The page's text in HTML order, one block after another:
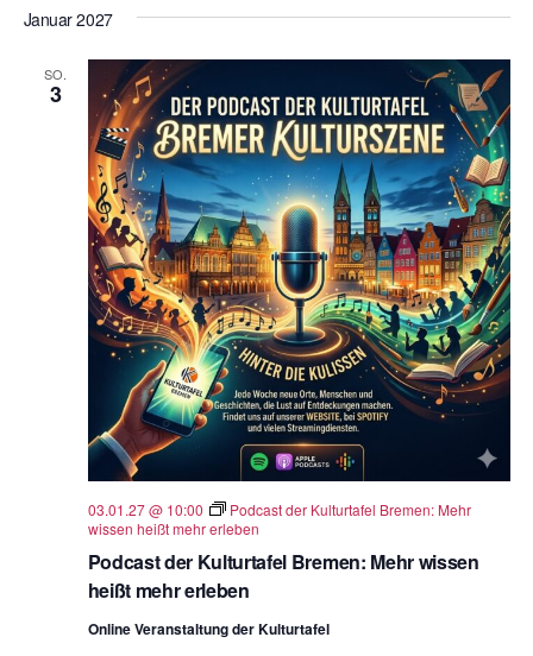
Januar 2027
SO.
3
Podcast der Kulturtafel Bremen: Mehr wissen
heißt mehr erleben
03.01.27 @ 10:00
Podcast der Kulturtafel Bremen: Mehr
wissen heißt mehr erleben
Online Veranstaltung der Kulturtafel